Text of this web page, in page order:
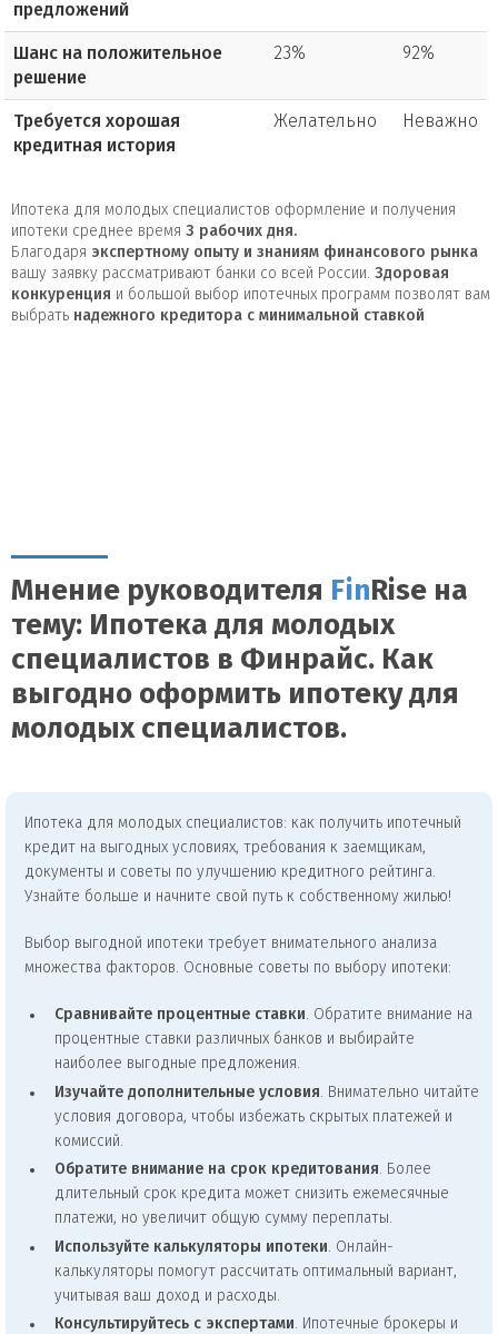
предложений
Шанс на положительное
решение
23% 92%
Требуется хорошая
кредитная история
Желательно Неважно
Ипотека для молодых специалистов оформление и получения
ипотеки среднее время 3 рабочих дня.
Благодаря экспертному опыту и знаниям финансового рынка
вашу заявку рассматривают банки со всей России. Здоровая
конкуренция и большой выбор ипотечных программ позволят вам
выбрать надежного кредитора с минимальной ставкой
Мнение руководителя Fin Rise на
тему: Ипотека для молодых
специалистов в Финрайс. Как
выгодно оформить ипотеку для
молодых специалистов.
Ипотека для молодых специалистов: как получить ипотечный
кредит на выгодных условиях, требования к заемщикам,
документы и советы по улучшению кредитного рейтинга.
Узнайте больше и начните свой путь к собственному жилью!
Выбор выгодной ипотеки требует внимательного анализа
множества факторов. Основные советы по выбору ипотеки:
Сравнивайте процентные ставки. Обратите внимание на
процентные ставки различных банков и выбирайте
наиболее выгодные предложения.
Изучайте дополнительные условия . Внимательно читайте
условия договора, чтобы избежать скрытых платежей и
комиссий.
Обратите внимание на срок кредитования. Более
длительный срок кредита может снизить ежемесячные
платежи, но увеличит общую сумму переплаты.
Используйте калькуляторы ипотеки . Онлайн-
калькуляторы помогут рассчитать оптимальный вариант,
учитывая ваш доход и расходы.
Консультируйтесь с экспертами. Ипотечные брокеры и